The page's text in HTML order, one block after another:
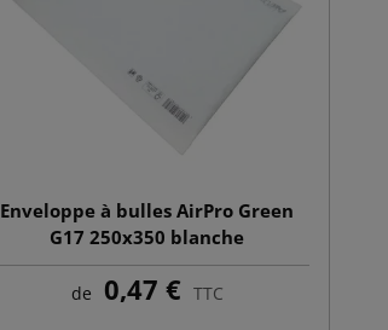
Enveloppe à bulles AirPro Green
G17 250x350 blanche
de 0,47 € TTC